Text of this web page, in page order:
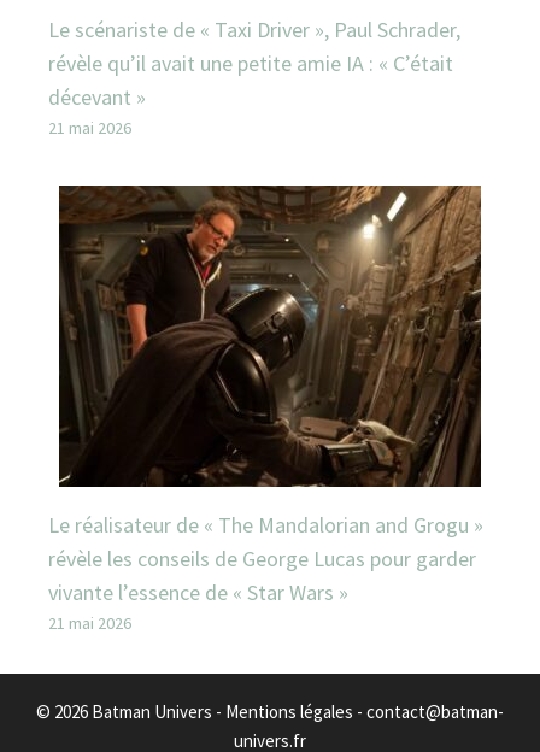
Le scénariste de « Taxi Driver », Paul Schrader,
révèle qu’il avait une petite amie IA : « C’était
décevant »
21 mai 2026
Le réalisateur de « The Mandalorian and Grogu »
révèle les conseils de George Lucas pour garder
vivante l’essence de « Star Wars »
21 mai 2026
© 2026 Batman Univers - Mentions légales - contact@batman-
univers.fr